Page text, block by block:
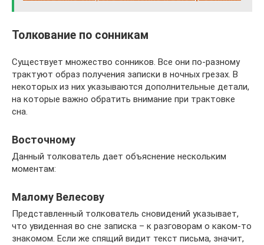
Толкование по сонникам
Существует множество сонников. Все они по-разному
трактуют образ получения записки в ночных грезах. В
некоторых из них указываются дополнительные детали,
на которые важно обратить внимание при трактовке
сна.
Восточному
Данный толкователь дает объяснение нескольким
моментам:
Малому Велесову
Представленный толкователь сновидений указывает,
что увиденная во сне записка – к разговорам о каком-то
знакомом. Если же спящий видит текст письма, значит,